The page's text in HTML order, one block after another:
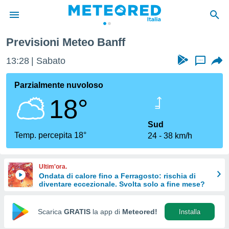
di
per
le
di
Web
Previsioni Meteo Banff
13:28 Sabato ...
Parzialmente nuvoloso
18°
Temp. percepita 18°
Sud
24
38 km/h
Ultim'ora.
Ondata di calore fino a Ferragosto: rischia di
diventare eccezionale. Svolta solo a fine mese?
Scarica GRATIS la app di Meteored! Installa